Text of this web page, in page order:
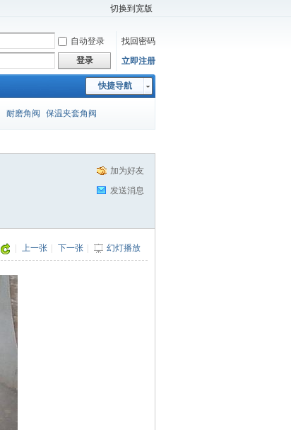
切换到宽版
自动登录
找回密码
登录 立即注册
快捷导航
耐磨角阀 保温夹套角阀
加为好友
发送消息
上一张 下一张 幻灯播放